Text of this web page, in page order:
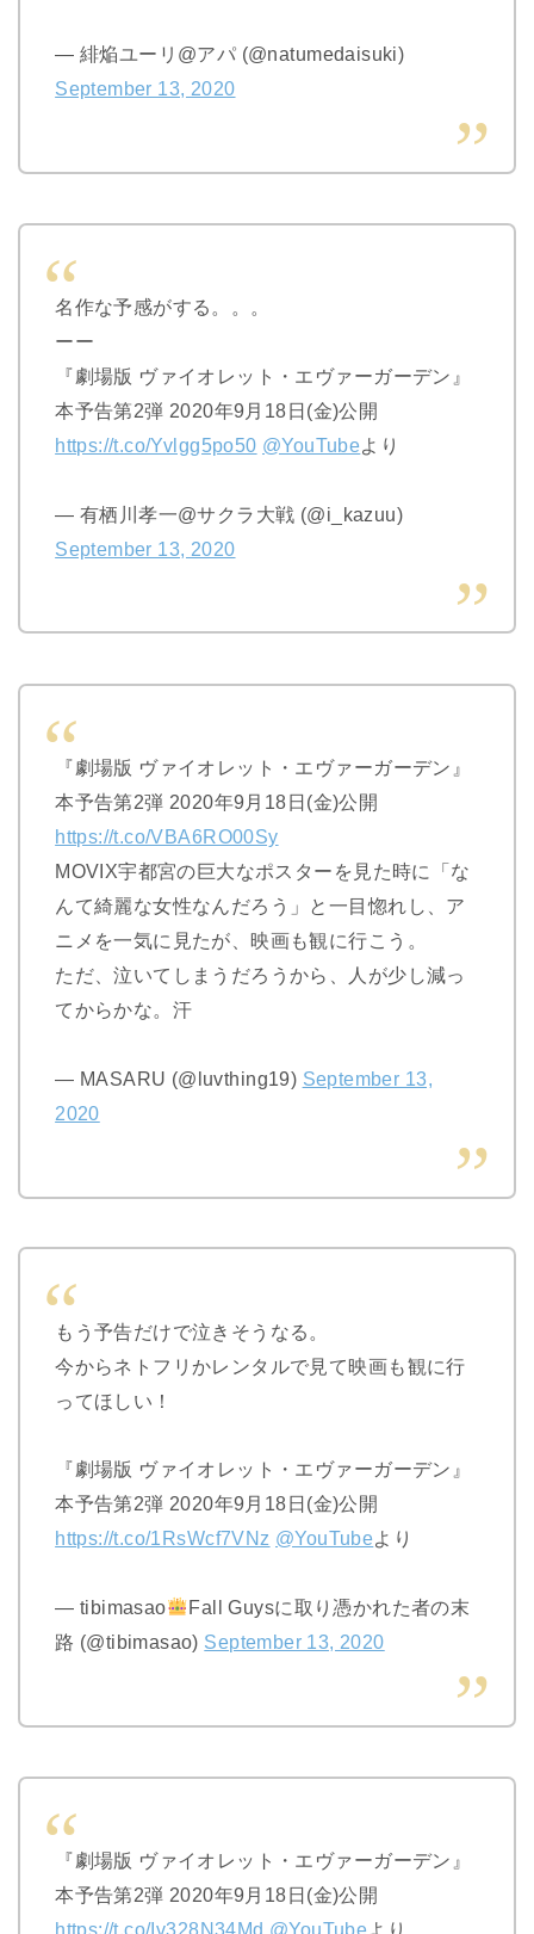
— 緋焔ユーリ@アパ (@natumedaisuki)
September 13, 2020
名作な予感がする。。。
ーー
『劇場版 ヴァイオレット・エヴァーガーデン』
本予告第2弾 2020年9月18日(金)公開
https://t.co/Yvlgg5po50 @YouTubeより
— 有栖川孝一@サクラ大戦 (@i_kazuu)
September 13, 2020
『劇場版 ヴァイオレット・エヴァーガーデン』
本予告第2弾 2020年9月18日(金)公開
https://t.co/VBA6RO00Sy
MOVIX宇都宮の巨大なポスターを見た時に「な
んて綺麗な女性なんだろう」と一目惚れし、ア
ニメを一気に見たが、映画も観に行こう。
ただ、泣いてしまうだろうから、人が少し減っ
てからかな。汗
— MASARU (@luvthing19) September 13,
2020
もう予告だけで泣きそうなる。
今からネトフリかレンタルで見て映画も観に行
ってほしい！
『劇場版 ヴァイオレット・エヴァーガーデン』
本予告第2弾 2020年9月18日(金)公開
https://t.co/1RsWcf7VNz @YouTubeより
— tibimasao
Fall Guysに取り憑かれた者の末
路 (@tibimasao) September 13, 2020
『劇場版 ヴァイオレット・エヴァーガーデン』
本予告第2弾 2020年9月18日(金)公開
https://t.co/Iv328N34Md @YouTubeより